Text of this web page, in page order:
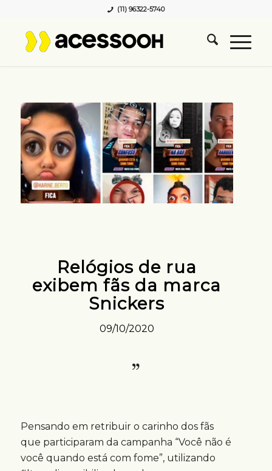
(11) 96322-5740
Relógios de rua
exibem fãs da marca
Snickers
09/10/2020
Pensando em retribuir o carinho dos fãs
que participaram da campanha “Você não é
você quando está com fome”, utilizando